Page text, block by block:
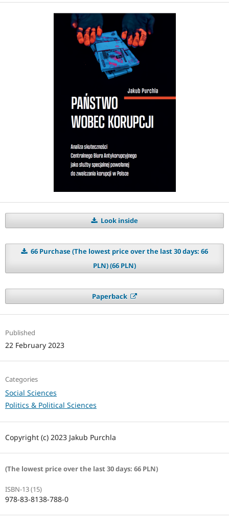
Look inside
66 Purchase (The lowest price over the last 30 days: 66
PLN) (66 PLN)
Paperback
Published
22 February 2023
Categories
Social Sciences
Politics & Political Sciences
Copyright (c) 2023 Jakub Purchla
(The lowest price over the last 30 days: 66 PLN)
ISBN-13 (15)
978-83-8138-788-0